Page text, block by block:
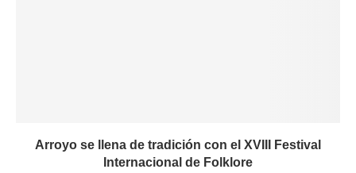
Arroyo se llena de tradición con el XVIII Festival
Internacional de Folklore